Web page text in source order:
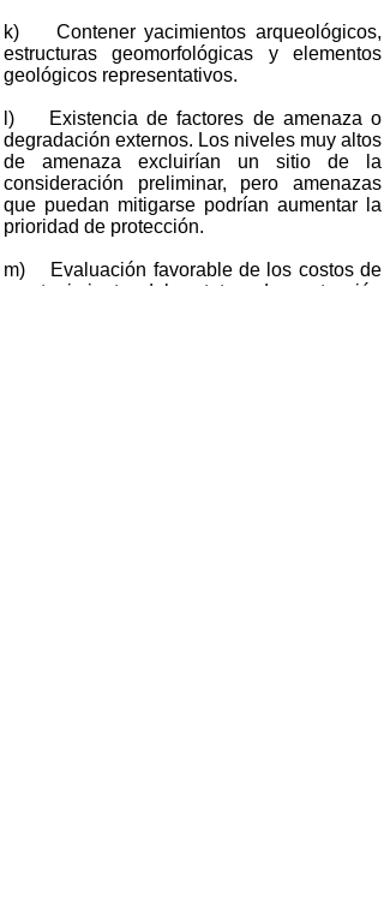
k) Contener yacimientos arqueológicos,
estructuras geomorfológicas y elementos
geológicos representativos.
l) Existencia de factores de amenaza o
degradación externos. Los niveles muy altos
de amenaza excluirían un sitio de la
consideración preliminar, pero amenazas
que puedan mitigarse podrían aumentar la
prioridad de protección.
m) Evaluación favorable de los costos de
mantenimiento del estatus de protección